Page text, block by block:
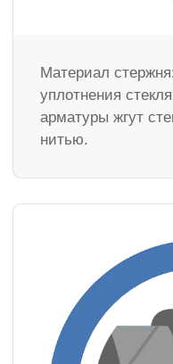
Материал
уплотнения
арматуры жгут
нитью.